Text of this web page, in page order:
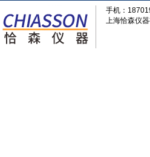
手机：
上海恰森仪